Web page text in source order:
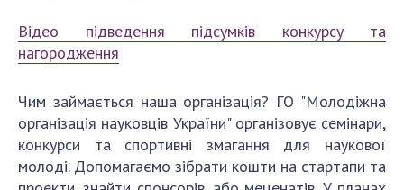
Відео підведення підсумків конкурсу та
нагородження
Чим займається наша організація? ГО "Молодіжна
організація науковців України" організовує семінари,
конкурси та спортивні змагання для наукової
молоді. Допомагаємо зібрати кошти на стартапи та